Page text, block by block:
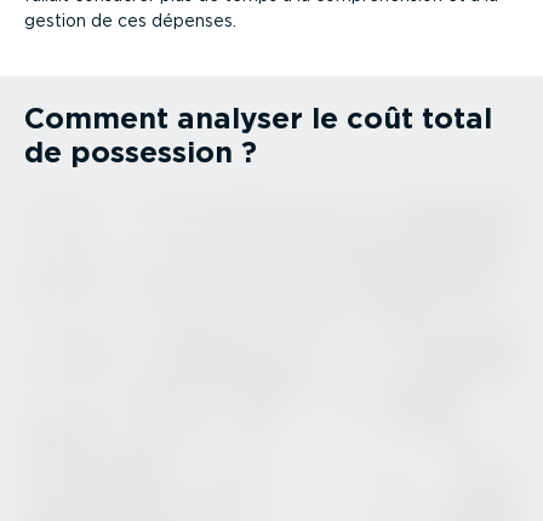
gestion de ces dépenses.
Comment analyser le coût total
de possession ?